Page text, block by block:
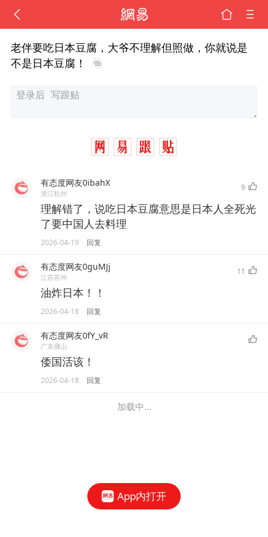
老伴要吃日本豆腐，大爷不理解但照做，你就说是
不是日本豆腐！
有态度网友0ibahX
浙江杭州
9
理解错了，说吃日本豆腐意思是日本人全死光
了要中国人去料理
2026-04-19 回复
有态度网友0guMJj
江苏苏州
11
油炸日本！！
2026-04-18 回复
有态度网友0fY_vR
广东佛山
倭国活该！
2026-04-18 回复
加载中...
App内打开